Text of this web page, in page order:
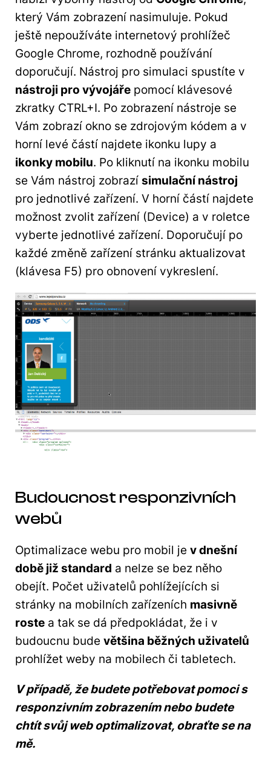
který Vám zobrazení nasimuluje. Pokud
ještě nepoužíváte internetový prohlížeč
Google Chrome, rozhodně používání
doporučují. Nástroj pro simulaci spustíte v
nástroji pro vývojáře pomocí klávesové
zkratky CTRL+I. Po zobrazení nástroje se
Vám zobrazí okno se zdrojovým kódem a v
horní levé částí najdete ikonku lupy a
ikonky mobilu. Po kliknutí na ikonku mobilu
se Vám nástroj zobrazí simulační nástroj
pro jednotlivé zařízení. V horní částí najdete
možnost zvolit zařízení (Device) a v roletce
vyberte jednotlivé zařízení. Doporučují po
každé změně zařízení stránku aktualizovat
(klávesa F5) pro obnovení vykreslení.
Budoucnost responzivních
webů
Optimalizace webu pro mobil je v dnešní
době již standard a nelze se bez něho
obejít. Počet uživatelů pohlížejících si
stránky na mobilních zařízeních masivně
roste a tak se dá předpokládat, že i v
budoucnu bude většina běžných uživatelů
prohlížet weby na mobilech či tabletech.
V případě, že budete potřebovat pomoci s
responzivním zobrazením nebo budete
chtít svůj web optimalizovat, obraťte se na
mě.